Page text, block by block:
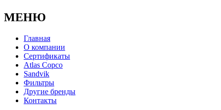
МЕНЮ
Главная
О компании
Сертификаты
Atlas Copco
Sandvik
Фильтры
Другие бренды
Контакты